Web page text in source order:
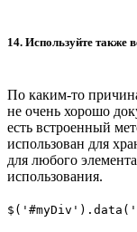
14. Используйте также
По каким-то
не очень хорошо
есть встроенный
использован для
для любого
использования.